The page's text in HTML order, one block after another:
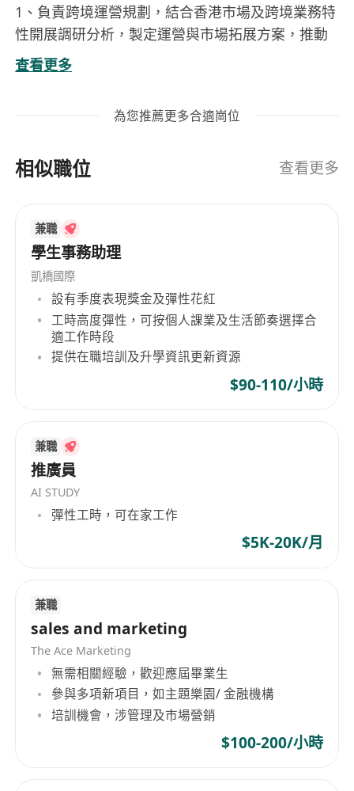
1、負責跨境運營規劃，結合香港市場及跨境業務特
性開展調研分析，製定運營與市場拓展方案，推動
業務在港及海外市場落地。
2、負責亞馬遜、拼多多等核心線上平台全流程運
障合規，優化策略提升產品曝光與銷售業績。
略輸出，搭建運營社媒矩陣，製定數位化營銷方
目可行性分析，識別市場及合規風險並製定防控措
施，保障業務穩定推進。
5、負責搭建高效運營體系，加強跨部門協作，協調
資源推動策略落地，提升團隊效能。
6、定期復盤分析運營數據，跟蹤關鍵指標，依據數
據反饋優化運營及營銷策略，持續提升運營效益。
【任職要求】
1、本科及以上學歷，數位傳媒、數位營銷等相關專
作運營；
3、具有較強的投資及風險評估能力，熟悉香港投資
市場，跨境業務及市場規劃，從事跨境貿易，跨境
技術服務，跨境實業投資業務經驗；
4、具備良好的溝通能力、表達能力、團隊管理，能
查看更多
為您推薦更多合適崗位
相似職位 查看更多
兼職
學生事務助理
凱橋國際
設有季度表現獎金及彈性花紅
工時高度彈性，可按個人課業及生活節奏選擇合
適工作時段
提供在職培訓及升學資訊更新資源
$90-110/小時
兼職
推廣員
AI STUDY
彈性工時，可在家工作
$5K-20K/月
兼職
sales and marketing
The Ace Marketing
無需相關經驗，歡迎應屆畢業生
參與多項新項目，如主題樂園/ 金融機構
培訓機會，涉管理及市場營銷
$100-200/小時